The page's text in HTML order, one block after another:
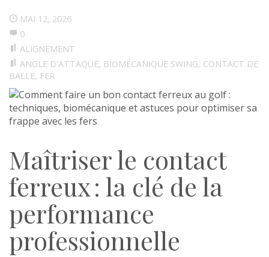
MAI 12, 2026
0
ALIGNEMENT
ANGLE D'ATTAQUE, BIOMÉCANIQUE SWING, CONTACT DE
BALLE, FER
Maîtriser le contact
ferreux : la clé de la
performance
professionnelle